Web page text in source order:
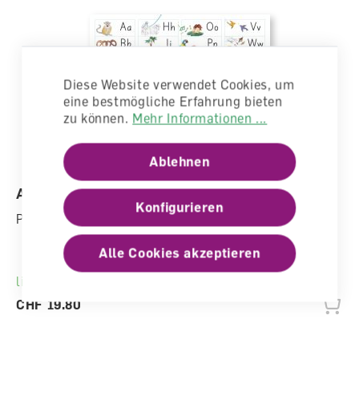
ABC Schreibheft Plakat Basischrift
Poster
lieferbar
CHF 19.80
Diese Website verwendet Cookies, um
eine bestmögliche Erfahrung bieten
zu können. Mehr Informationen ...
Ablehnen
Konfigurieren
Alle Cookies akzeptieren